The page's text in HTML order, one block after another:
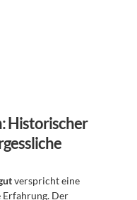
Historischer
verspricht eine
Erfahrung. Der